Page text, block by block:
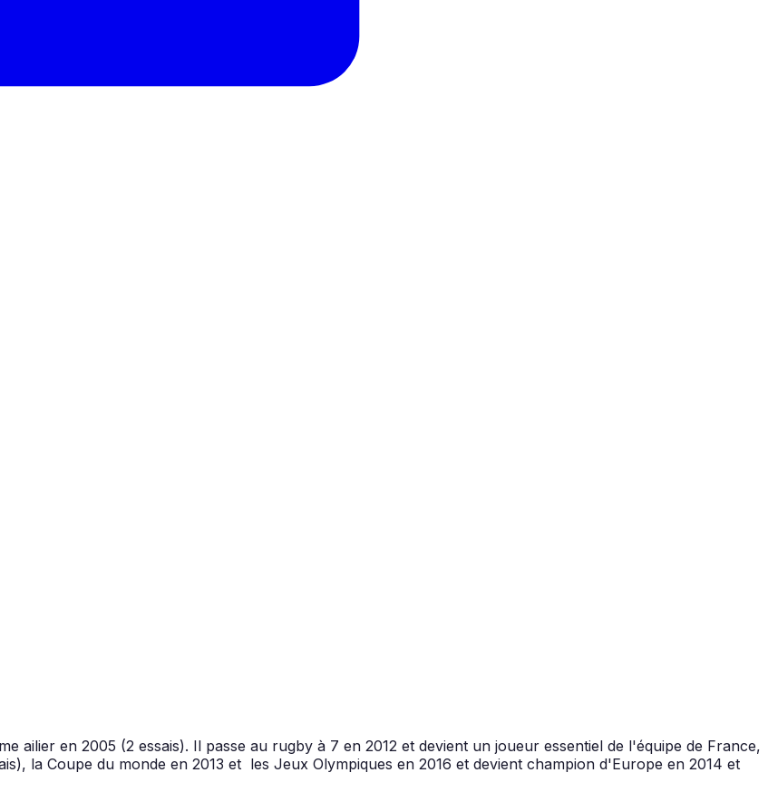
ailier en 2005 (2 essais). Il passe au rugby à 7 en 2012 et devient un joueur essentiel de l'équipe de France,
la Coupe du monde en 2013 et les Jeux Olympiques en 2016 et devient champion d'Europe en 2014 et